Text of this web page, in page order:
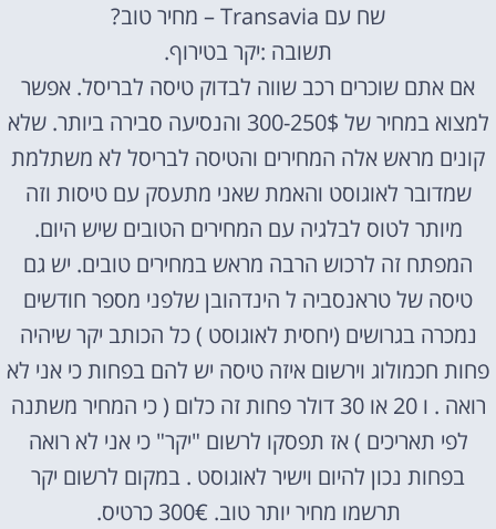
שח עם Transavia – מחיר טוב?
תשובה :יקר בטירוף.
אם אתם שוכרים רכב שווה לבדוק טיסה לבריסל. אפשר
למצוא במחיר של 250$-300 והנסיעה סבירה ביותר. שלא
קונים מראש אלה המחירים והטיסה לבריסל לא משתלמת
שמדובר לאוגוסט והאמת שאני מתעסק עם טיסות וזה
מיותר לטוס לבלגיה עם המחירים הטובים שיש היום.
המפתח זה לרכוש הרבה מראש במחירים טובים. יש גם
טיסה של טראנסביה ל הינדהובן שלפני מספר חודשים
נמכרה בגרושים (יחסית לאוגוסט ) כל הכותב יקר שיהיה
פחות חכמולוג וירשום איזה טיסה יש להם בפחות כי אני לא
רואה . ו 20 או 30 דולר פחות זה כלום ( כי המחיר משתנה
לפי תאריכים ) אז תפסקו לרשום "יקר" כי אני לא רואה
בפחות נכון להיום וישיר לאוגוסט . במקום לרשום יקר
תרשמו מחיר יותר טוב. 300€ כרטיס.